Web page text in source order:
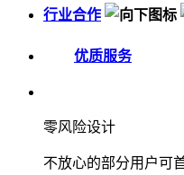
行业合作
优质服务
零风险设计
不放心的部分用户可